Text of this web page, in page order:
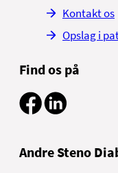
Kontakt os
Opslag i
Find os på
Andre Steno